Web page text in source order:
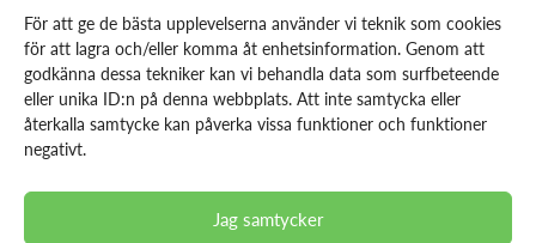
För att ge de bästa upplevelserna använder vi teknik som cookies
för att lagra och/eller komma åt enhetsinformation. Genom att
godkänna dessa tekniker kan vi behandla data som surfbeteende
eller unika ID:n på denna webbplats. Att inte samtycka eller
återkalla samtycke kan påverka vissa funktioner och funktioner
negativt.
Jag samtycker
Om företaget
DELA